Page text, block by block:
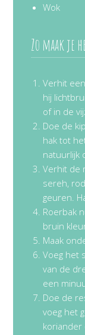
Wok
Zo maak je
Verhit
hij
of in de
Doe de
hak tot
natuurlijk
Verhit de
sereh,
geuren.
Roerbak
bruin
Maak
Voeg het
van de
een
Doe de
voeg het
koriander